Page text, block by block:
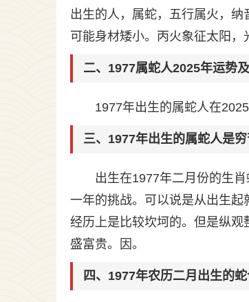
出生的人，属蛇，五行属火，
可能身材矮小。丙火象征太阳，
二、1977属蛇人2025年运势
1977年出生的属蛇人在
三、1977年出生的属蛇人是
出生在1977年二月份的生
一年的挑战。可以说是从出生
经历上是比较坎坷的。但是纵
盛富贵。因。
四、1977年农历二月出生的